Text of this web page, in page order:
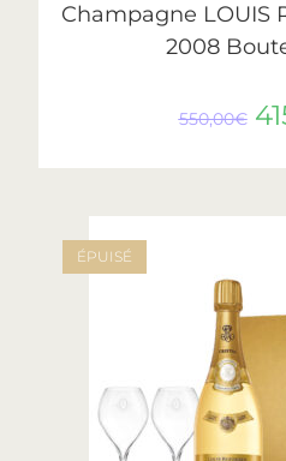
Champagne LOUIS
2008
550,00€
ÉPUISÉ